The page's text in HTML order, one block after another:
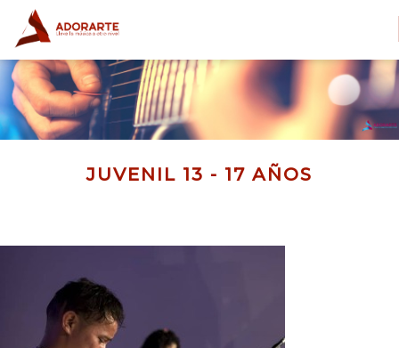
JUVENIL 13 - 17 AÑOS